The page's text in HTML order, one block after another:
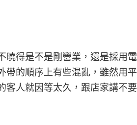
曉得是不是剛營業，還是採用電
帶的順序上有些混亂，雖然用平
客人就因等太久，跟店家講不要